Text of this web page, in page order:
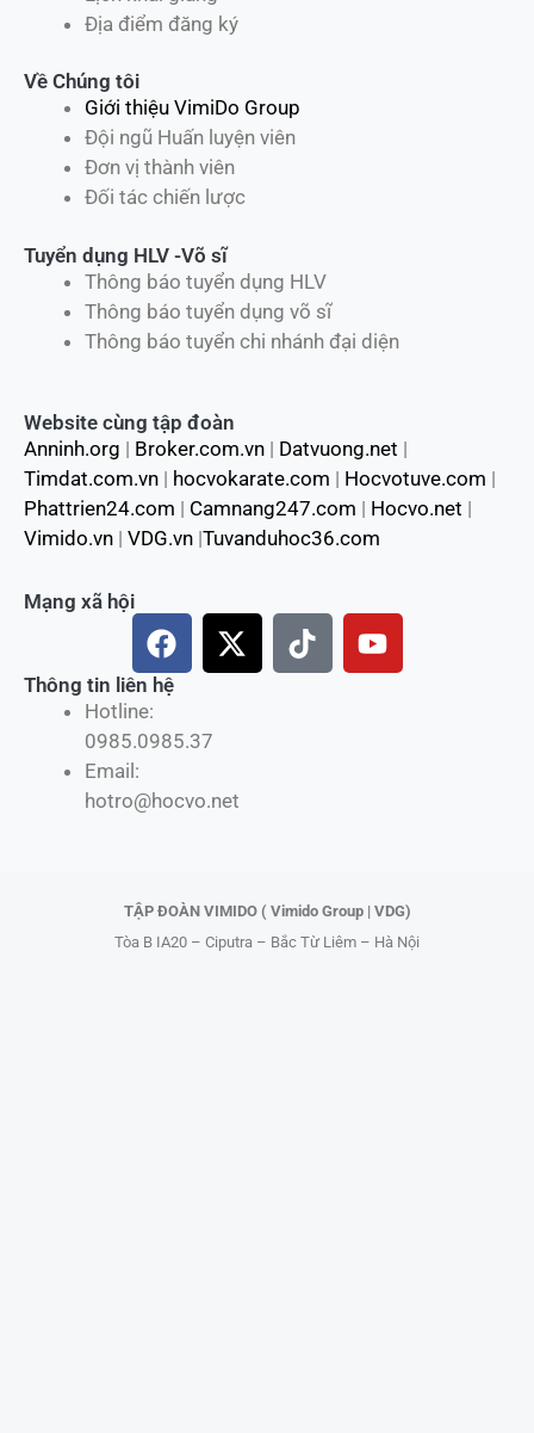
Địa điểm đăng ký
Về Chúng tôi
Giới thiệu VimiDo Group
Đội ngũ Huấn luyện viên
Đơn vị thành viên
Đối tác chiến lược
Tuyển dụng HLV -Võ sĩ
Thông báo tuyển dụng HLV
Thông báo tuyển dụng võ sĩ
Thông báo tuyển chi nhánh đại diện
Website cùng tập đoàn
Anninh.org | Broker.com.vn | Datvuong.net |
Timdat.com.vn | hocvokarate.com | Hocvotuve.com |
Phattrien24.com | Camnang247.com | Hocvo.net |
Vimido.vn | VDG.vn |Tuvanduhoc36.com
Hotline:
0985.0985.37
Email:
hotro@hocvo.net
Mạng xã hội
F
a
c
b
o
X
-
t
T
i
Y
o
Thông tin liên hệ
TẬP ĐOÀN VIMIDO ( Vimido Group | VDG)
Tòa B IA20 – Ciputra – Bắc Từ Liêm – Hà Nội